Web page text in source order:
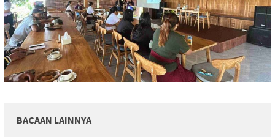
BACAAN LAINNYA